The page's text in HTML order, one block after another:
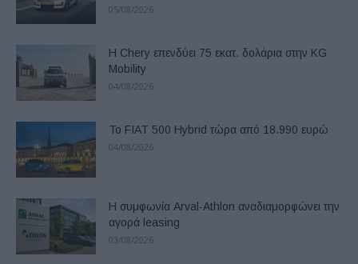
05/08/2026
Η Chery επενδύει 75 εκατ. δολάρια στην KG
Mobility
04/08/2026
Το FIAT 500 Hybrid τώρα από 18.990 ευρώ
04/08/2026
Η συμφωνία Arval-Athlon αναδιαμορφώνει την
αγορά leasing
03/08/2026